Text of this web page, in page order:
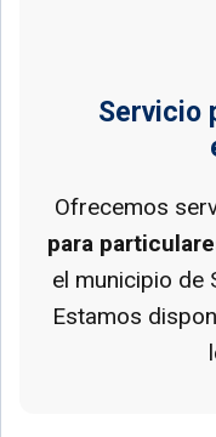
Servicio
Ofrecemos
para
el municipio de
Estamos